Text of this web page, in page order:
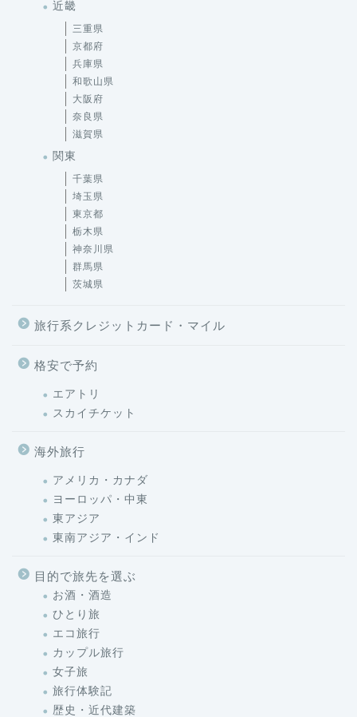
近畿
三重県
京都府
兵庫県
和歌山県
大阪府
奈良県
滋賀県
関東
千葉県
埼玉県
東京都
栃木県
神奈川県
群馬県
茨城県
旅行系クレジットカード・マイル
格安で予約
エアトリ
スカイチケット
海外旅行
アメリカ・カナダ
ヨーロッパ・中東
東アジア
東南アジア・インド
目的で旅先を選ぶ
お酒・酒造
ひとり旅
エコ旅行
カップル旅行
女子旅
旅行体験記
歴史・近代建築